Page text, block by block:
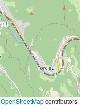
OpenStreetMapcontributors